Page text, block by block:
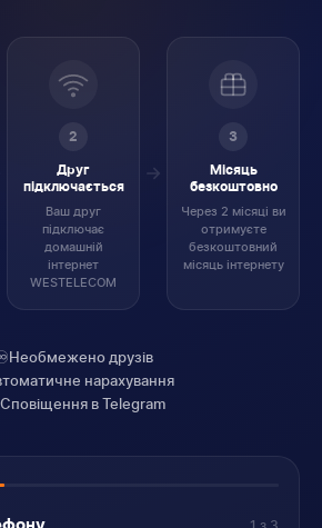
2
Друг
підключається
Ваш друг
підключає
домашній
інтернет
WESTELECOM
3
Місяць
безкоштовно
Через 2 місяці ви
отримуєте
безкоштовний
місяць інтернету
Необмежено друзів
нарахування
Сповіщення в Telegram